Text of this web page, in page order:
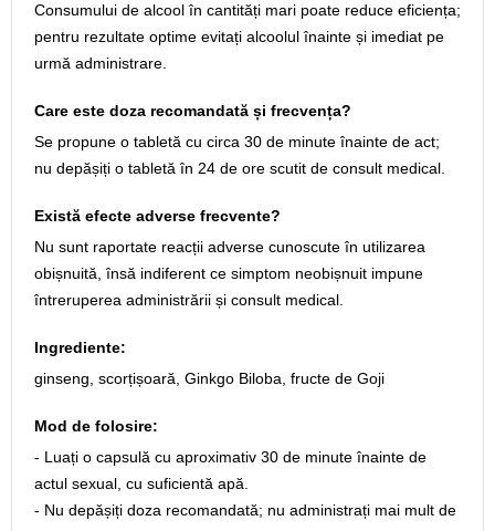
Consumului de alcool în cantități mari poate reduce eficiența;
pentru rezultate optime evitați alcoolul înainte și imediat pe
urmă administrare.
Care este doza recomandată și frecvența?
Se propune o tabletă cu circa 30 de minute înainte de act;
nu depășiți o tabletă în 24 de ore scutit de consult medical.
Există efecte adverse frecvente?
Nu sunt raportate reacții adverse cunoscute în utilizarea
obișnuită, însă indiferent ce simptom neobișnuit impune
întreruperea administrării și consult medical.
Ingrediente:
ginseng, scorțișoară, Ginkgo Biloba, fructe de Goji
Mod de folosire:
- Luați o capsulă cu aproximativ 30 de minute înainte de
actul sexual, cu suficientă apă.
- Nu depășiți doza recomandată; nu administrați mai mult de